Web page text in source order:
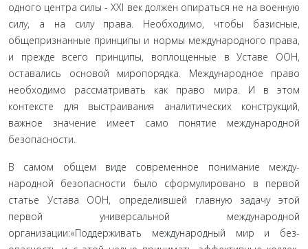
одного центра силы - XXI век должен опираться не на военную
силу, а на силу права. Необходимо, чтобы базисные,
общепризнан­ные принципы и нормы международного права,
и прежде всего принципы, воплощенные в Уставе ООН,
оставались ос­новой миропорядка. Международное право
необходимо рас­сматривать как право мира. И в этом
контексте для выстраива­ния аналитических конструкций,
важное значение имеет само понятие международной
безопасности.
В самом общем виде современное понимание между­
народной безопасности было сформулировано в пер­вой
статье Устава ООН, определившей главную за­дачу этой
первой универсальной международной
организации:«Поддерживать международный мир и без­